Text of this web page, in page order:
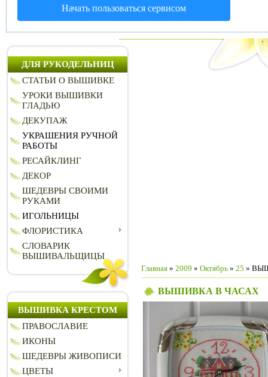
Начать пользоваться сервисом
ДЛЯ РУКОДЕЛЬНИЦ
СТАТЬИ О ВЫШИВКЕ
УРОКИ ВЫШИВКИ
ГЛАДЬЮ
ДЕКУПАЖ
УКРАШЕНИЯ РУЧНОЙ
РАБОТЫ
РЕСАЙКЛИНГ
ДЕКОР
ШЕДЕВРЫ СВОИМИ
РУКАМИ
ИГОЛЬНИЦЫ
ФЛОРИСТИКА
СЛОВАРИК
ВЫШИВАЛЬЩИЦЫ
ВЫШИВКА КРЕСТОМ
ПРАВОСЛАВИЕ
ИКОНЫ
ШЕДЕВРЫ ЖИВОПИСИ
ЦВЕТЫ
Главная » 2009 » Октябрь » 25 »
ВЫШИВКА В ЧАСАХ